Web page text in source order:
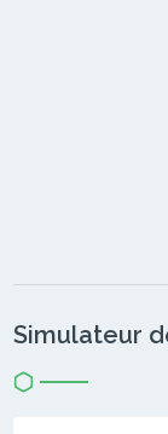
Simulateur